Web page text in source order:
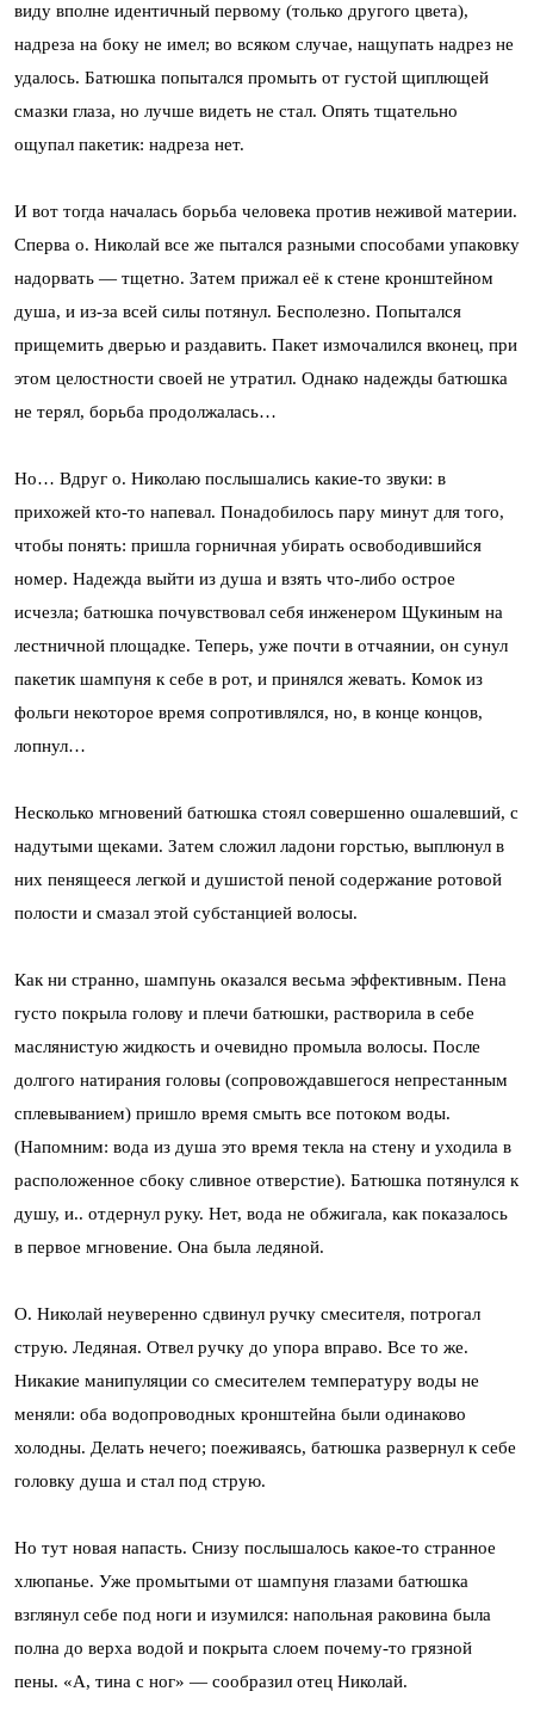
виду вполне идентичный первому (только другого цвета),
надреза на боку не имел; во всяком случае, нащупать надрез не
удалось. Батюшка попытался промыть от густой щиплющей
смазки глаза, но лучше видеть не стал. Опять тщательно
ощупал пакетик: надреза нет.
И вот тогда началась борьба человека против неживой материи.
Сперва о. Николай все же пытался разными способами упаковку
надорвать — тщетно. Затем прижал её к стене кронштейном
душа, и из-за всей силы потянул. Бесполезно. Попытался
прищемить дверью и раздавить. Пакет измочалился вконец, при
этом целостности своей не утратил. Однако надежды батюшка
не терял, борьба продолжалась…
Но… Вдруг о. Николаю послышались какие-то звуки: в
прихожей кто-то напевал. Понадобилось пару минут для того,
чтобы понять: пришла горничная убирать освободившийся
номер. Надежда выйти из душа и взять что-либо острое
исчезла; батюшка почувствовал себя инженером Щукиным на
лестничной площадке. Теперь, уже почти в отчаянии, он сунул
пакетик шампуня к себе в рот, и принялся жевать. Комок из
фольги некоторое время сопротивлялся, но, в конце концов,
лопнул…
Несколько мгновений батюшка стоял совершенно ошалевший, с
надутыми щеками. Затем сложил ладони горстью, выплюнул в
них пенящееся легкой и душистой пеной содержание ротовой
полости и смазал этой субстанцией волосы.
Как ни странно, шампунь оказался весьма эффективным. Пена
густо покрыла голову и плечи батюшки, растворила в себе
маслянистую жидкость и очевидно промыла волосы. После
долгого натирания головы (сопровождавшегося непрестанным
сплевыванием) пришло время смыть все потоком воды.
(Напомним: вода из душа это время текла на стену и уходила в
расположенное сбоку сливное отверстие). Батюшка потянулся к
душу, и.. отдернул руку. Нет, вода не обжигала, как показалось
в первое мгновение. Она была ледяной.
О. Николай неуверенно сдвинул ручку смесителя, потрогал
струю. Ледяная. Отвел ручку до упора вправо. Все то же.
Никакие манипуляции со смесителем температуру воды не
меняли: оба водопроводных кронштейна были одинаково
холодны. Делать нечего; поеживаясь, батюшка развернул к себе
головку душа и стал под струю.
Но тут новая напасть. Снизу послышалось какое-то странное
хлюпанье. Уже промытыми от шампуня глазами батюшка
взглянул себе под ноги и изумился: напольная раковина была
полна до верха водой и покрыта слоем почему-то грязной
пены. «А, тина с ног» — сообразил отец Николай.